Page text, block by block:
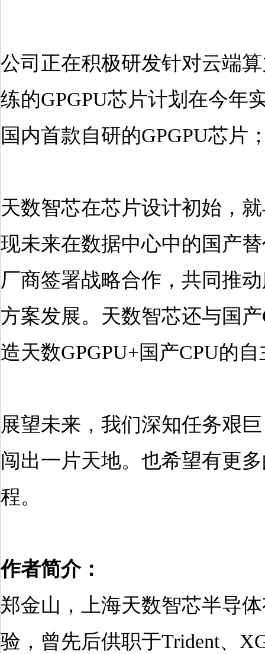
公司正在积极研发针对云端
练的GPGPU芯片计划在今年
国内首款自研的GPGPU芯片
天数智芯在芯片设计初始，
现未来在数据中心中的国产
厂商签署战略合作，共同推
方案发展。天数智芯还与国
造天数GPGPU+国产CPU的
展望未来，我们深知任务艰
闯出一片天地。也希望有更
程。
作者简介：
郑金山，上海天数智芯半导
验，曾先后供职于Trident、